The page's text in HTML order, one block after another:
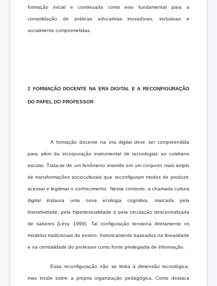
formação inicial e continuada como eixo fundamental para a
consolidação de práticas educativas inovadoras, inclusivas e
socialmente comprometidas.
2 FORMAÇÃO DOCENTE NA ERA DIGITAL E A RECONFIGURAÇÃO
DO PAPEL DO PROFESSOR
A formação docente na era digital deve ser compreendida
para além da incorporação instrumental de tecnologias ao cotidiano
escolar. Trata-se de um fenômeno inserido em um conjunto mais amplo
de transformações socioculturais que reconfiguram modos de produzir,
acessar e legitimar o conhecimento. Nesse contexto, a chamada cultura
digital instaura uma nova ecologia cognitiva, marcada pela
interatividade, pela hipertextualidade e pela circulação descentralizada
de saberes (Lévy, 1999). Tal configuração tensiona diretamente os
modelos tradicionais de ensino, historicamente baseados na linearidade
e na centralidade do professor como fonte privilegiada de informação.
Essa reconfiguração não se limita à dimensão tecnológica,
mas incide sobre a própria organização pedagógica. Como destaca